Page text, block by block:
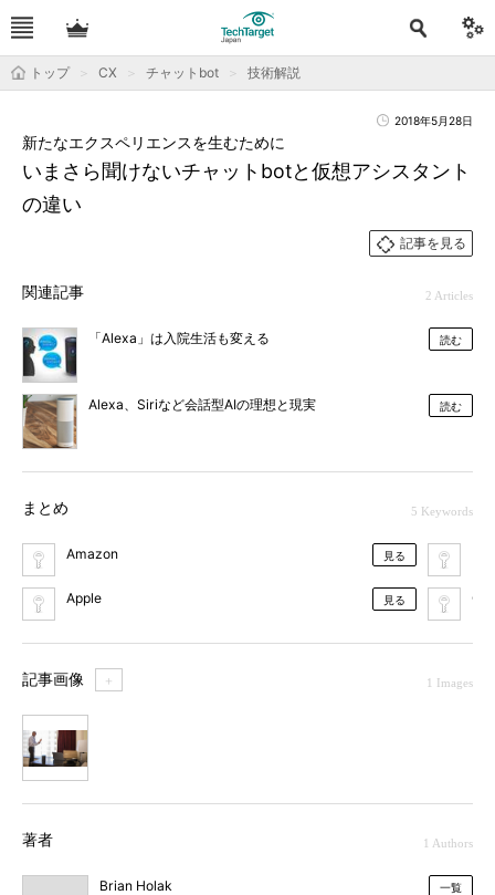
トップ CX チャットbot 技術解説
2018年5月28日
いまさら聞けないチャットbotと仮想アシスタント
の違い
新たなエクスペリエンスを生むために
記事を見る
関連記事 2 Articles
「Alexa」は入院生活も変える 読む
Alexa、Siriなど会話型AIの理想と現実 読む
まとめ 5 Keywords
Amazon 見る
Apple 見る
記事画像 ＋ 1 Images
著者 1 Authors
Brian Holak 一覧